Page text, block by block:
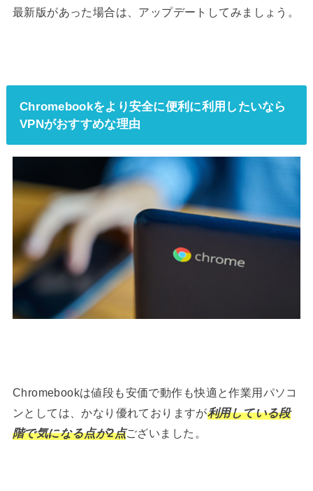
最新版があった場合は、アップデートしてみましょう。
Chromebookをより安全に便利に利用したいなら
VPNがおすすめな理由
Chromebookは値段も安価で動作も快適と作業用パソコ
ンとしては、かなり優れておりますが利用している段
階で気になる点が2点ございました。